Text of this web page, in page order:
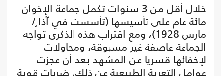
خلال أقل من 3 سنوات تكمل جماعة الإخوان
مائة عام على تأسيسها (تأسست في آذار/
مارس 1928)، ومع اقتراب هذه الذكرى تواجه
الجماعة عاصفة غير مسبوقة، ومحاولات
لإخفائها قسريا عن المشهد بعد أن عجزت
عوامل التعرية الطبيعية عن ذلك، ضربات قوية